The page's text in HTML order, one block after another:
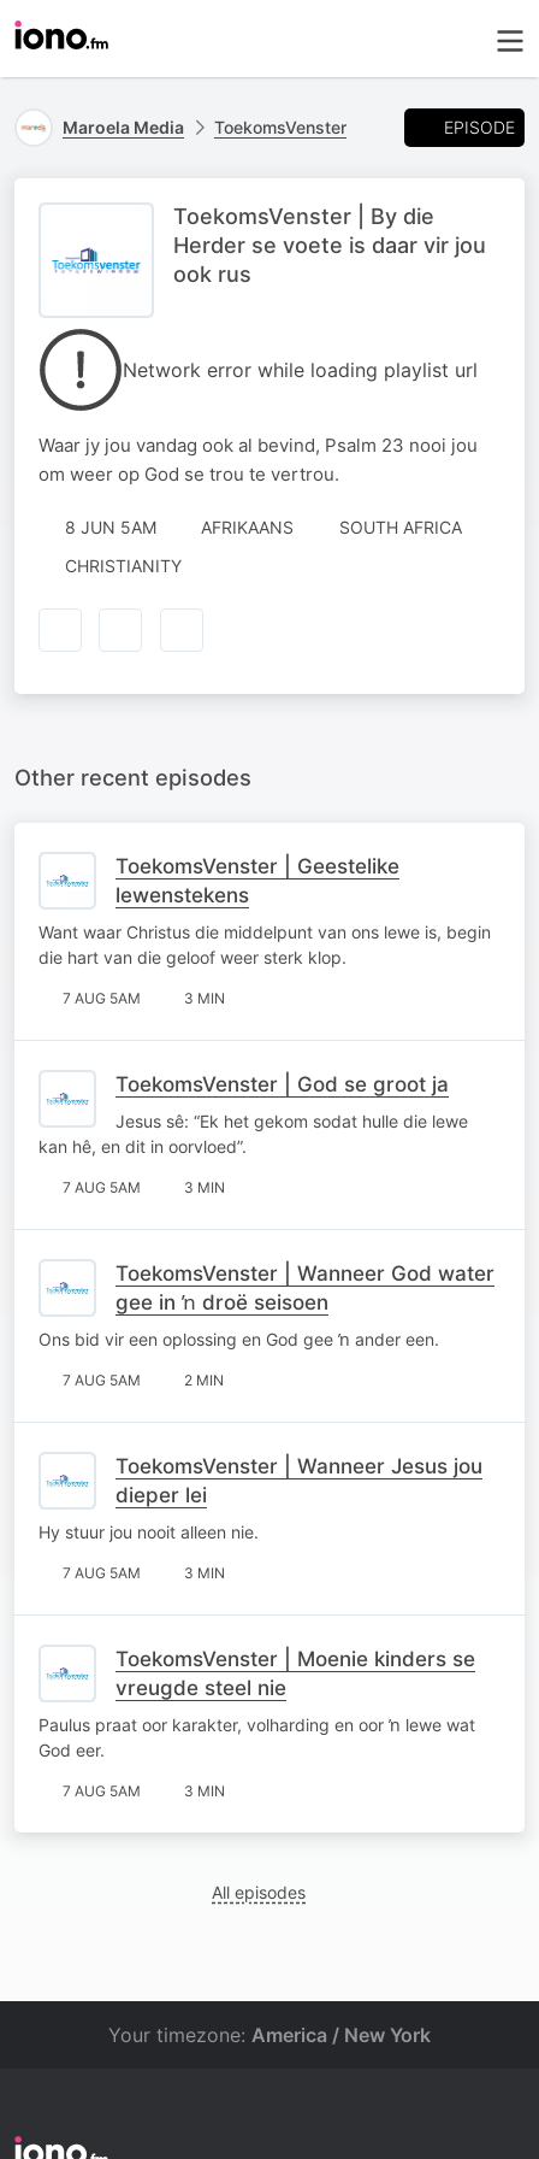
Maroela Media ToekomsVenster EPISODE
ToekomsVenster | By die
Herder se voete is daar vir jou
ook rus
Network error while loading playlist url
Waar jy jou vandag ook al bevind, Psalm 23 nooi jou
om weer op God se trou te vertrou.
8 JUN 5AM AFRIKAANS
SOUTH AFRICA
CHRISTIANITY
Other recent episodes
ToekomsVenster | Geestelike
lewenstekens
Want waar Christus die middelpunt van ons lewe is, begin
die hart van die geloof weer sterk klop.
7 AUG 5AM 3 MIN
ToekomsVenster | God se groot ja
Jesus sê: “Ek het gekom sodat hulle die lewe
kan hê, en dit in oorvloed”.
7 AUG 5AM 3 MIN
ToekomsVenster | Wanneer God water
gee in ŉ droë seisoen
Ons bid vir een oplossing en God gee ŉ ander een.
7 AUG 5AM 2 MIN
ToekomsVenster | Wanneer Jesus jou
dieper lei
Hy stuur jou nooit alleen nie.
7 AUG 5AM 3 MIN
ToekomsVenster | Moenie kinders se
vreugde steel nie
Paulus praat oor karakter, volharding en oor ŉ lewe wat
God eer.
7 AUG 5AM 3 MIN
All episodes
Your timezone: America / New York